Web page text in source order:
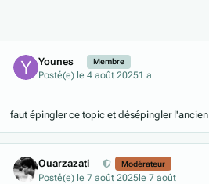
Younes Membre
Posté(e) le 4 août 20251 a
faut épingler ce topic et désépingler l'ancien
Ouarzazati Modérateur
Posté(e) le 7 août 2025le 7 août